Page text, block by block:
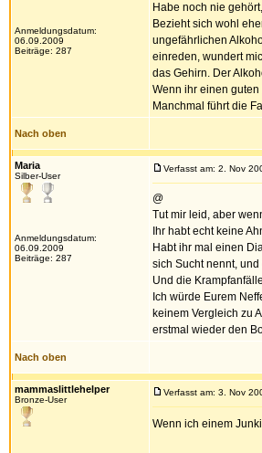
Anmeldungsdatum:
06.09.2009
Beiträge: 287
Habe noch nie
Bezieht sich wohl
ungefährlichen
einreden, wundert
das Gehirn. Der
Wenn ihr einen
Manchmal führt die
Nach oben
Maria
Silber-User
Anmeldungsdatum:
06.09.2009
Beiträge: 287
Verfasst am: 2. Nov
@
Tut mir leid, aber
Ihr habt echt keine
Habt ihr mal einen
sich Sucht nennt,
Und die
Ich würde Eurem
keinem Vergleich zu
erstmal wieder den
Nach oben
mammaslittlehelper
Bronze-User
Verfasst am: 3. Nov
Wenn ich einem